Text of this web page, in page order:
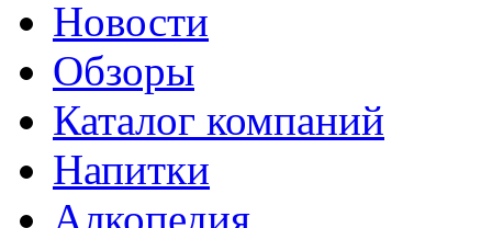
Новости
Обзоры
Каталог компаний
Напитки